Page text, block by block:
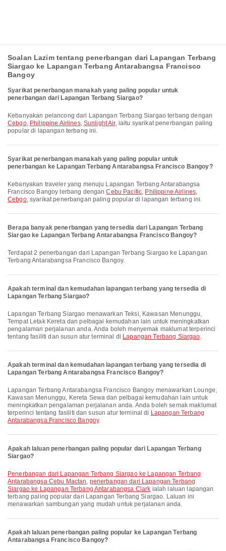
Soalan Lazim tentang penerbangan dari Lapangan Terbang
Siargao ke Lapangan Terbang Antarabangsa Francisco
Bangoy
Syarikat penerbangan manakah yang paling popular untuk
penerbangan dari Lapangan Terbang Siargao?
Kebanyakan pelancong dari Lapangan Terbang Siargao terbang dengan
Cebgo, Philippine Airlines, Sunlight Air, iaitu syarikat penerbangan paling
popular di lapangan terbang ini.
Syarikat penerbangan manakah yang paling popular untuk
penerbangan ke Lapangan Terbang Antarabangsa Francisco Bangoy?
Kebanyakan traveler yang menuju Lapangan Terbang Antarabangsa
Francisco Bangoy terbang denganCebu Pacific, Philippine Airlines,
Cebgo, syarikat penerbangan paling popular di lapangan terbang ini.
Berapa banyak penerbangan yang tersedia dari Lapangan Terbang
Siargao ke Lapangan Terbang Antarabangsa Francisco Bangoy?
Terdapat 2 penerbangan dari Lapangan Terbang Siargao ke Lapangan
Terbang Antarabangsa Francisco Bangoy.
Apakah terminal dan kemudahan lapangan terbang yang tersedia di
Lapangan Terbang Siargao?
Lapangan Terbang Siargao menawarkan Teksi, Kawasan Menunggu,
Tempat Letak Kereta dan pelbagai kemudahan lain untuk meningkatkan
pengalaman perjalanan anda. Anda boleh menyemak maklumat terperinci
tentang fasiliti dan susun atur terminal di Lapangan Terbang Siargao.
Apakah terminal dan kemudahan lapangan terbang yang tersedia di
Lapangan Terbang Antarabangsa Francisco Bangoy?
Lapangan Terbang Antarabangsa Francisco Bangoy menawarkan Lounge,
Kawasan Menunggu, Kereta Sewa dan pelbagai kemudahan lain untuk
meningkatkan pengalaman perjalanan anda. Anda boleh semak maklumat
terperinci tentang fasiliti dan susun atur terminal di Lapangan Terbang
Antarabangsa Francisco Bangoy.
Apakah laluan penerbangan paling popular dari Lapangan Terbang
Siargao?
penerbangan dari Lapangan Terbang Siargao ke Lapangan Terbang
Antarabangsa Cebu Mactan, penerbangan dari Lapangan Terbang
Siargao ke Lapangan Terbang Antarabangsa Clark ialah laluan lapangan
terbang paling popular dari Lapangan Terbang Siargao. Laluan ini
menawarkan sambungan yang mudah untuk perjalanan anda.
Apakah laluan penerbangan paling popular ke Lapangan Terbang
Antarabangsa Francisco Bangoy?